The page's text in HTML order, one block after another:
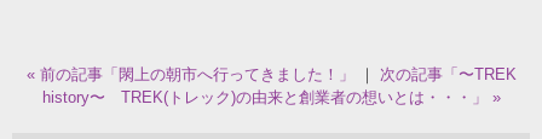
« 前の記事「閖上の朝市へ行ってきました！」 ｜ 次の記事「〜TREK
history〜 TREK(トレック)の由来と創業者の想いとは・・・」 »